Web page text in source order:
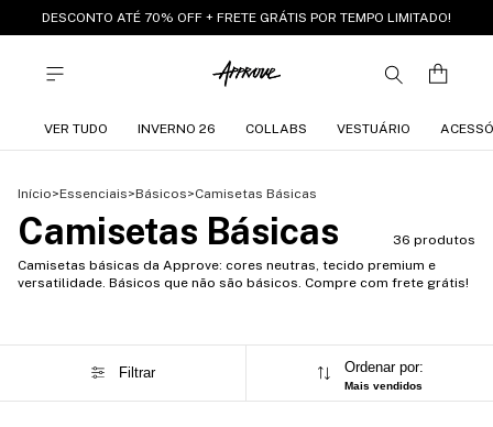
DESCONTO ATÉ 70% OFF + FRETE GRÁTIS POR TEMPO LIMITADO!
VER TUDO INVERNO 26 COLLABS VESTUÁRIO
Início>Essenciais>Básicos>Camisetas Básicas
Camisetas Básicas
36 produtos
Camisetas básicas da Approve: cores neutras, tecido premium e
versatilidade. Básicos que não são básicos. Compre com frete grátis!
Filtrar Ordenar por:
Mais vendidos